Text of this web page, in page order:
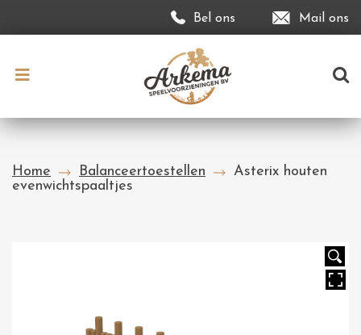
Bel ons Mail ons
Home Balanceertoestellen
Asterix houten
evenwichtspaaltjes